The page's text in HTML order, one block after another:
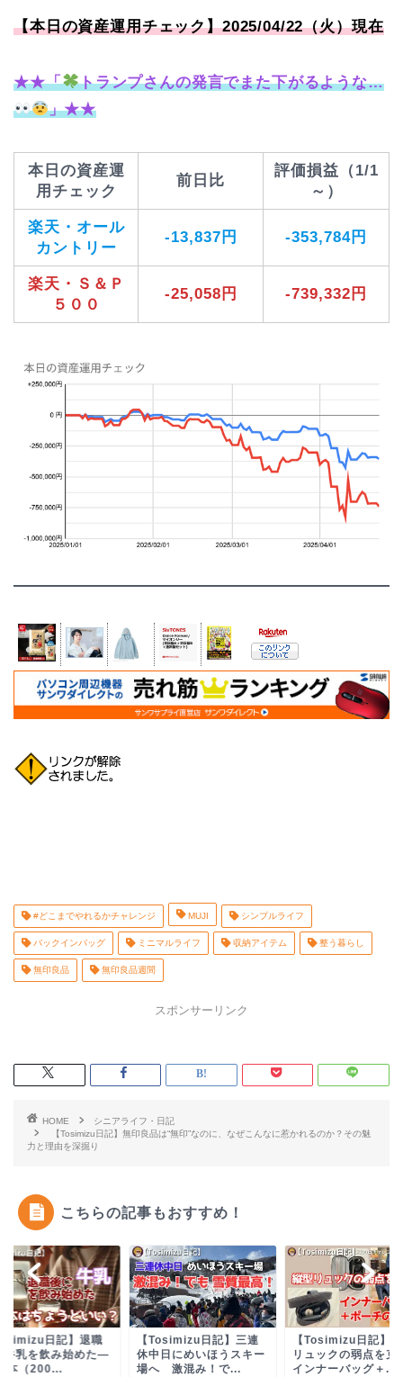
【本日の資産運用チェック】2025/04/22（火）現在
★★「
トランプさんの発言でまた下がるような…
」★★
本日の資産運
用チェック
前日比
評価損益（1/1
～）
楽天・オール
カントリー
-13,837円 -353,784円
楽天・Ｓ＆Ｐ
５００
-25,058円 -739,332円
#どこまでやれるかチャレンジ MUJI シンプルライフ
バックインバッグ ミニマルライフ 収納アイテム 整う暮らし
無印良品 無印良品週間
スポンサーリンク
HOME
シニアライフ・日記
【Tosimizu日記】無印良品は“無印”なのに、なぜこんなに惹かれるのか？その魅
力と理由を深掘り
こちらの記事もおすすめ！
日記】三連
日にめいほうスキー
激混み！で...
【Tosimizu日記】縦型
リュックの弱点を克服！
インナーバッグ＋...
【Tosimizu日記】
しいコーヒーが飲み
い！（ファミマ編）